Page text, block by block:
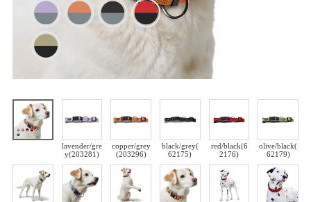
lavender/gre
y(203281)
copper/grey
(203296)
black/grey(
62175)
red/black(6
2176)
olive/black(
62179)